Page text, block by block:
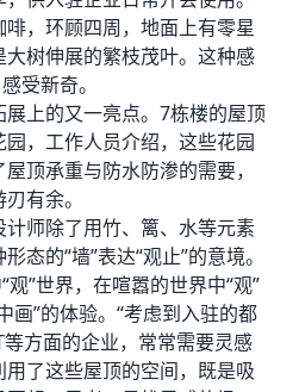
，环顾四周，地面上有零星
树伸展的繁枝茂叶。这种感
受新奇。
上的又一亮点。7栋楼的屋顶
，工作人员介绍，这些花园
顶承重与防水防渗的需要，
有余。
师除了用竹、篱、水等元素
态的“墙”表达“观止”的意境。
观”世界，在喧嚣的世界中“观”
画”的体验。“考虑到入驻的都
方面的企业，常常需要灵感
了这些屋顶的空间，既是吸